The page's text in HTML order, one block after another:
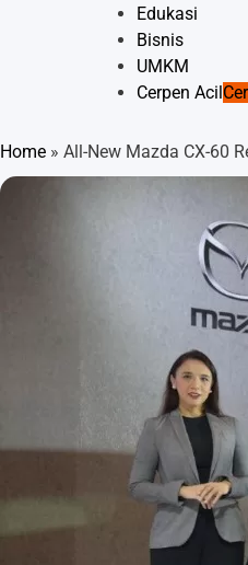
Edukasi
Bisnis
UMKM
Cerpen Acil
Home » All-New Mazda CX-60